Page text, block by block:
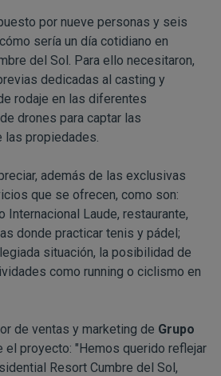
por nueve personas y seis
sería un día cotidiano en
del Sol. Para ello necesitaron,
dedicadas al casting y
rodaje en las diferentes
drones para captar las
las propiedades.
además de las exclusivas
que se ofrecen, como son:
Internacional Laude, restaurante,
donde practicar tenis y pádel;
situación, la posibilidad de
como running o ciclismo en
de ventas y marketing de Grupo
el proyecto: "Hemos querido reflejar
Resort Cumbre del Sol,